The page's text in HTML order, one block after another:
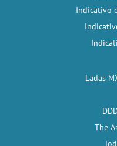
Indicativo
Ladas
The